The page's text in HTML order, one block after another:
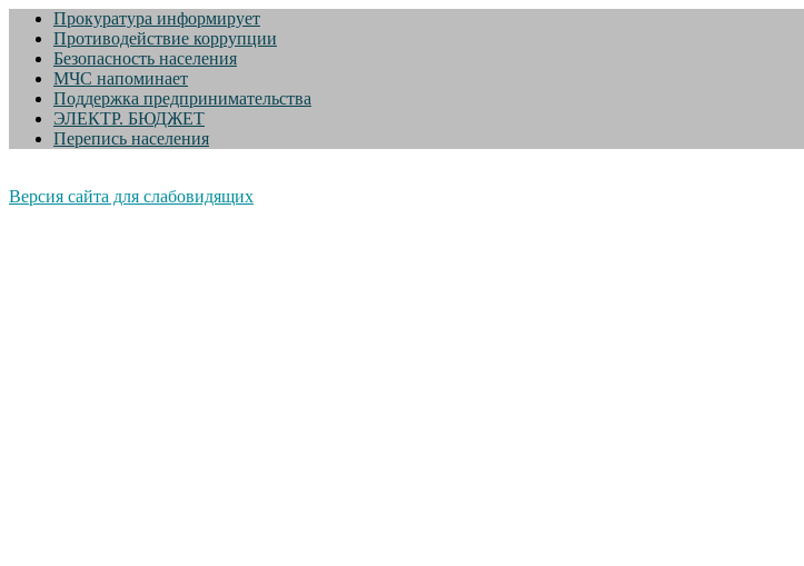
Прокуратура информирует
Противодействие коррупции
Безопасность населения
МЧС напоминает
Поддержка предпринимательства
ЭЛЕКТР. БЮДЖЕТ
Перепись населения
Версия сайта для слабовидящих